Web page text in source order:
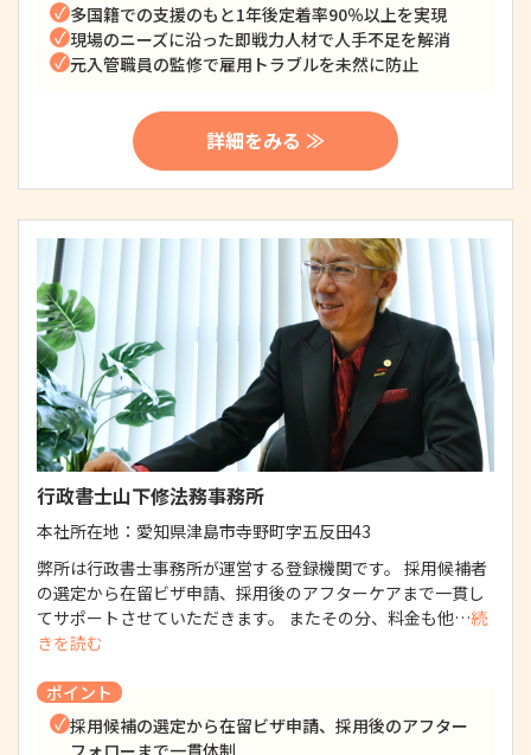
多国籍での支援のもと1年後定着率90％以上を実現
現場のニーズに沿った即戦力人材で人手不足を解消
元入管職員の監修で雇用トラブルを未然に防止
詳細をみる ≫
行政書士山下修法務事務所
本社所在地： 愛知県津島市寺野町字五反田43
弊所は行政書士事務所が運営する登録機関です。 採用候補者
の選定から在留ビザ申請、採用後のアフターケアまで一貫し
てサポートさせていただきます。 またその分、料金も他…続
きを読む
ポイント
採用候補の選定から在留ビザ申請、採用後のアフター
フォローまで一貫体制